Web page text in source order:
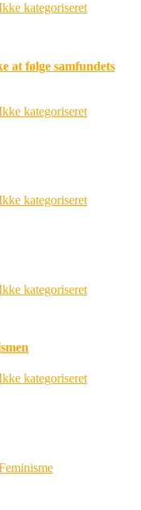
kategoriseret
at følge samfundets
kategoriseret
kategoriseret
kategoriseret
kategoriseret